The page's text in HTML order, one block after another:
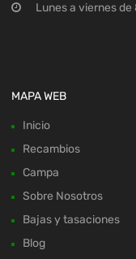
Lunes a viernes
MAPA WEB
Inicio
Recambios
Campa
Sobre Nosotros
Bajas y tasaciones
Blog